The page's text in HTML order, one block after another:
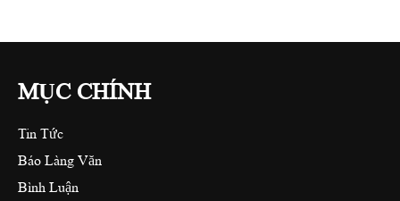
MỤC CHÍNH
Tin Tức
Báo Làng Văn
Bình Luận